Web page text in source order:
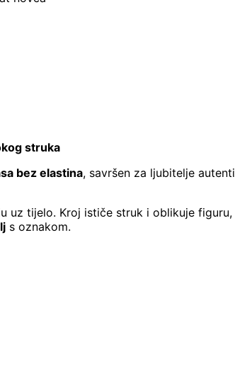
struka
bez elastina, savršen za ljubitelje
uz tijelo. Kroj ističe struk i oblikuje
s oznakom.